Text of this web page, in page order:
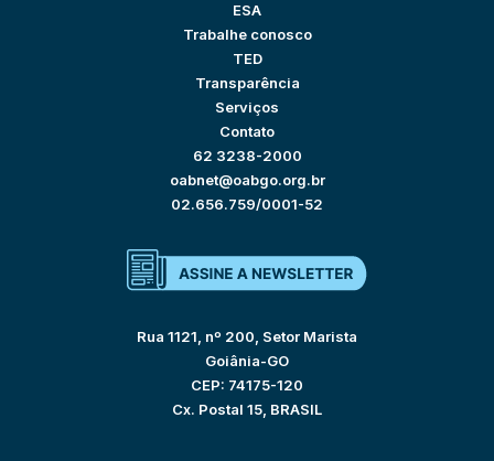
ESA
Trabalhe conosco
TED
Transparência
Serviços
Contato
62 3238-2000
oabnet@oabgo.org.br
02.656.759/0001-52
Rua 1121, nº 200, Setor Marista
Goiânia-GO
CEP: 74175-120
Cx. Postal 15, BRASIL